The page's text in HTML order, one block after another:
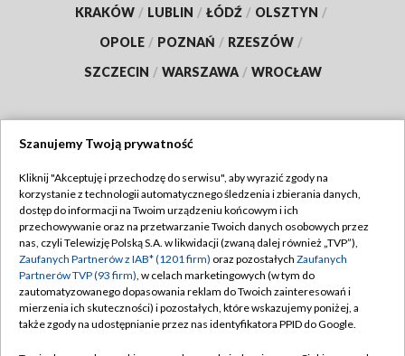
KRAKÓW / LUBLIN / ŁÓDŹ / OLSZTYN /
OPOLE / POZNAŃ / RZESZÓW /
SZCZECIN / WARSZAWA / WROCŁAW
TVP
Abonament TVP
Emisja w TVP
Centrum informacji TVP
Naziemna Telewizja Cyfrowa
Regulamin TVP
Polityka prywatności
Moje zgody
Pomoc
Szanujemy Twoją prywatność
Kliknij "Akceptuję i przechodzę do serwisu", aby wyrazić zgody na
korzystanie z technologii automatycznego śledzenia i zbierania danych,
dostęp do informacji na Twoim urządzeniu końcowym i ich
przechowywanie oraz na przetwarzanie Twoich danych osobowych przez
nas, czyli Telewizję Polską S.A. w likwidacji (zwaną dalej również „TVP”),
Zaufanych Partnerów z IAB* (1201 firm) oraz pozostałych Zaufanych
Partnerów TVP (93 firm), w celach marketingowych (w tym do
zautomatyzowanego dopasowania reklam do Twoich zainteresowań i
mierzenia ich skuteczności) i pozostałych, które wskazujemy poniżej, a
także zgody na udostępnianie przez nas identyfikatora PPID do Google.